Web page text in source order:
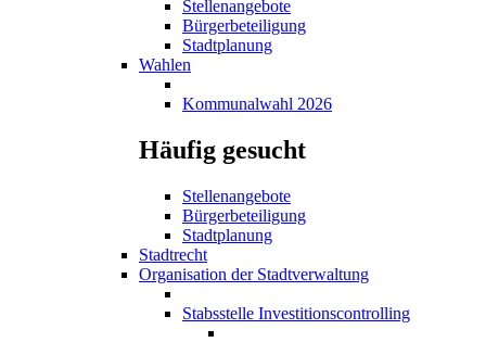
Stellenangebote
Bürgerbeteiligung
Stadtplanung
Wahlen
Kommunalwahl 2026
Häufig gesucht
Stellenangebote
Bürgerbeteiligung
Stadtplanung
Stadtrecht
Organisation der Stadtverwaltung
Stabsstelle Investitionscontrolling